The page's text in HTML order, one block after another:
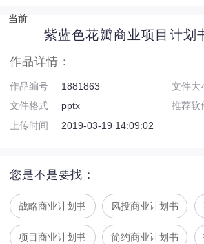
当前
紫蓝色花瓣商业项目计划
作品详情：
作品编号 1881863 文件大
文件格式
pptx 推荐软
上传时间
2019-03-19 14:09:02
您是不是要找：
战略商业计划书 风投商业计划书
项目商业计划书 简约商业计划书